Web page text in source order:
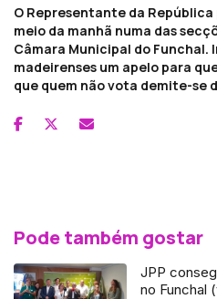
O Representante da
meio da manhã numa das
Câmara Municipal do Funchal.
madeirenses um apelo para
que quem não vota demite-se
Pode também gostar
JPP
no Funchal